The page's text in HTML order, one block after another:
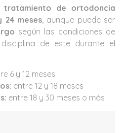
tratamiento de ortodoncia
24 meses, aunque puede ser
según las condiciones de
de este durante el
6 y 12 meses
entre 12 y 18 meses
entre 18 y 30 meses o más